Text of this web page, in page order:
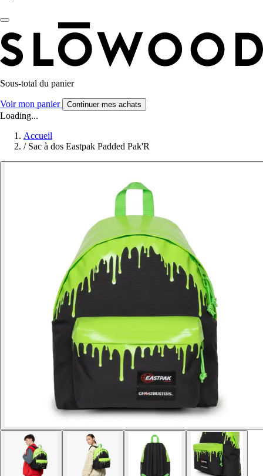
Sous-total du panier
Voir mon panier Continuer mes achats
Loading...
Accueil
/ Sac à dos Eastpak Padded Pak'R